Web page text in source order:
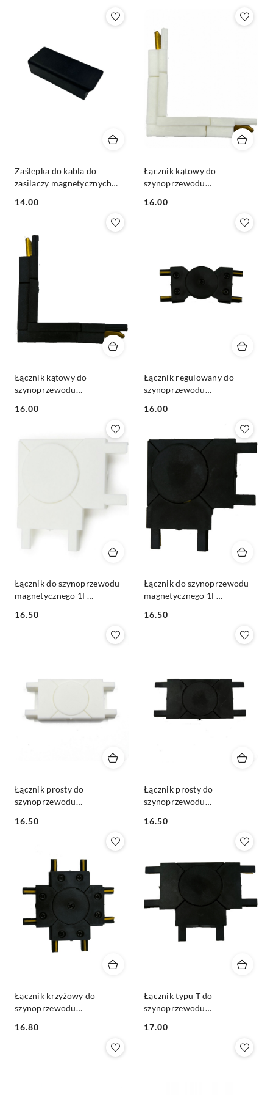
Zaślepka do kabla do
zasilaczy magnetycznych
Cena:
14.00
Łącznik kątowy do
szynoprzewodu
natynkowego Ultra Slim
Cena:
16.00
Łącznik kątowy do
szynoprzewodu
natynkowego Ultra Slim
Cena:
16.00
Łącznik regulowany do
szynoprzewodu
natynkowego Ultra Slim
Cena:
16.00
Łącznik do szynoprzewodu
magnetycznego 1F
biały 90°
Cena:
16.50
Łącznik do szynoprzewodu
magnetycznego 1F
czarny 90°
Cena:
16.50
Łącznik prosty do
szynoprzewodu
natynkowego Ultra Slim
Cena:
16.50
Łącznik prosty do
szynoprzewodu
natynkowego Ultra Slim
Cena:
16.50
Łącznik krzyżowy do
szynoprzewodu
natynkowego Ultra Slim
Cena:
16.80
Łącznik typu T do
szynoprzewodu
natynkowego Ultra Slim
Cena:
17.00